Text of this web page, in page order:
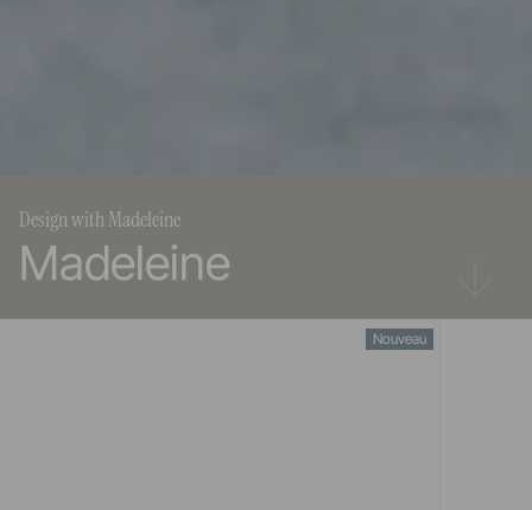
Design with Madeleine
Madeleine
Nouveau